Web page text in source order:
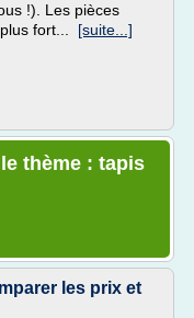
!). Les pièces
fort... [suite...]
thème : tapis
les prix et